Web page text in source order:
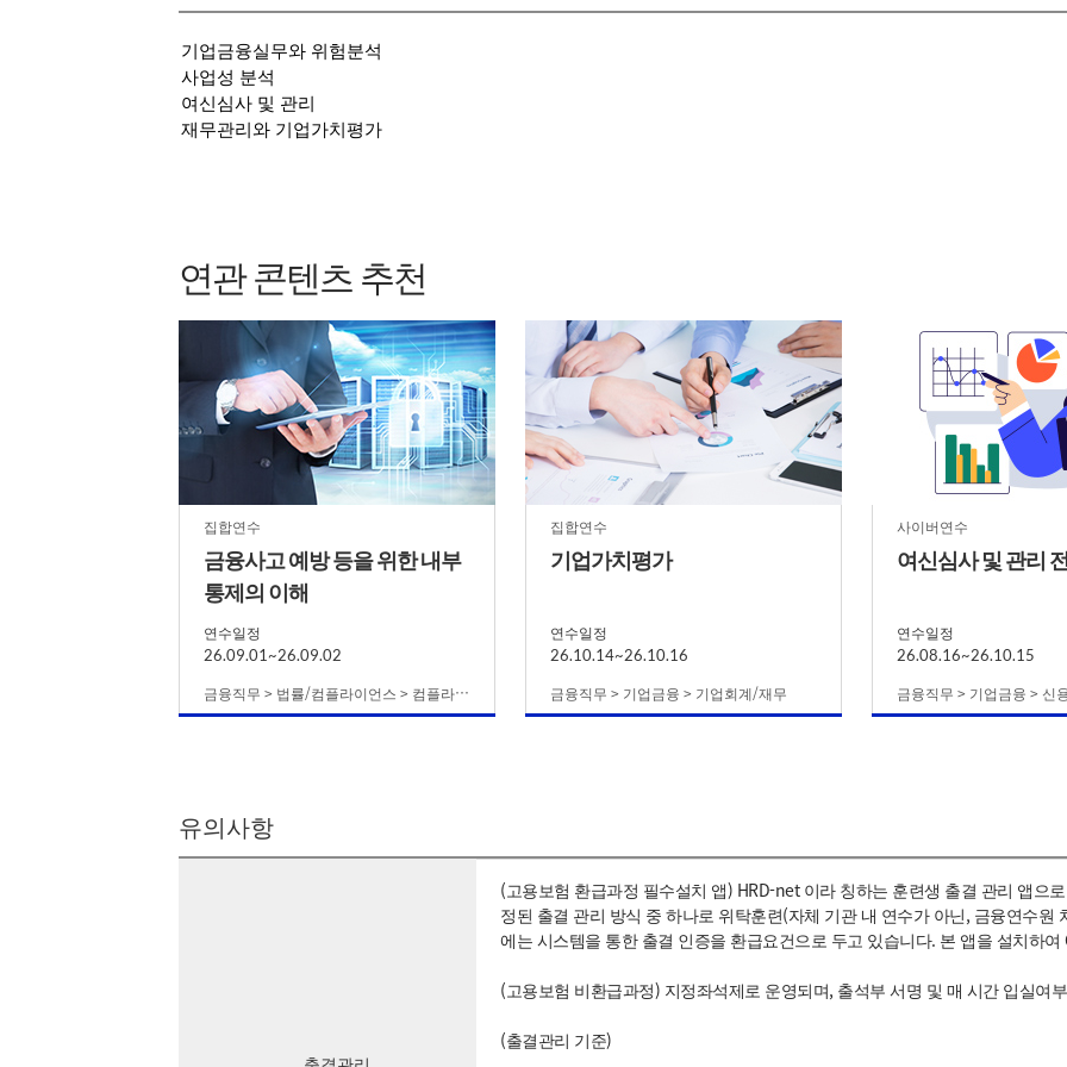
기업금융실무와 위험분석
사업성 분석
여신심사 및 관리
재무관리와 기업가치평가
연관 콘텐츠 추천
집합연수
금융사고 예방 등을 위한 내부
통제의 이해
연수일정
26.09.01~26.09.02
금융직무 > 법률/컴플라이언스 > 컴플라이언스
집합연수
기업가치평가
연수일정
26.10.14~26.10.16
금융직무 > 기업금융 > 기업회계/재무
사이버연수
여신심사 및 관리
연수일정
26.08.16~26.10.15
금융직무 > 기업금융 > 신
유의사항
(고용보험 환급과정 필수설치 앱) HRD-net 이라 칭하는 훈련생 출결 관리 앱으
정된 출결 관리 방식 중 하나로 위탁훈련(자체 기관 내 연수가 아닌, 금융연수
에는 시스템을 통한 출결 인증을 환급요건으로 두고 있습니다. 본 앱을 설치하
(고용보험 비환급과정) 지정좌석제로 운영되며, 출석부 서명 및 매 시간 입실여
(출결관리 기준)